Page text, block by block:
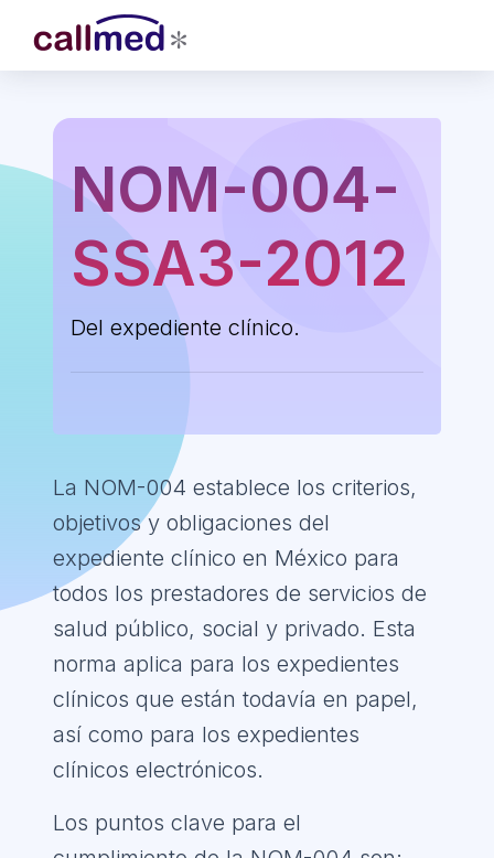
NOM-004-
SSA3-2012
Del expediente clínico.
La NOM-004 establece los criterios,
objetivos y obligaciones del
expediente clínico en México para
todos los prestadores de servicios de
salud público, social y privado. Esta
norma aplica para los expedientes
clínicos que están todavía en papel,
así como para los expedientes
clínicos electrónicos.
Los puntos clave para el